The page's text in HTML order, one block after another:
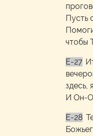
Пусть
чтобы
E-27
здесь,
И Он-
E-28